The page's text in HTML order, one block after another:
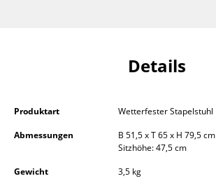
Beistell- & Rollcontainer
Details
Produktart
Wetterfester Stapelstuhl
Abmessungen
B 51,5 x T 65 x H 79,5 cm
Sitzhöhe: 47,5 cm
Gewicht
3,5 kg